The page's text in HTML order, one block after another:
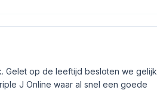
Gelet op de leeftijd besloten we gelijk
J Online waar al snel een goede